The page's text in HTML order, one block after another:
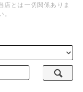
店とは一切関係ありま
。